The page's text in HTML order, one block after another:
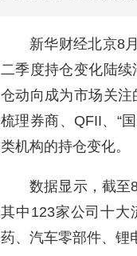
新华财经北京8
二季度持仓变化陆
仓动向成为市场关注
梳理券商、QFII、“
类机构的持仓变化。
数据显示，截至
其中123家公司十大
药、汽车零部件、锂